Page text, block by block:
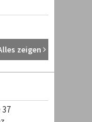
zeigen